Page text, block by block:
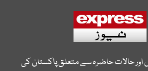
اور حالات حاضرہ سے متعلق پاکستان کی